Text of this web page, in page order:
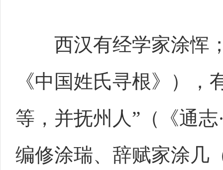
西汉有经学家涂恽；
《中国姓氏寻根》）
等，并抚州人”（《通
编修涂瑞、辞赋家涂几